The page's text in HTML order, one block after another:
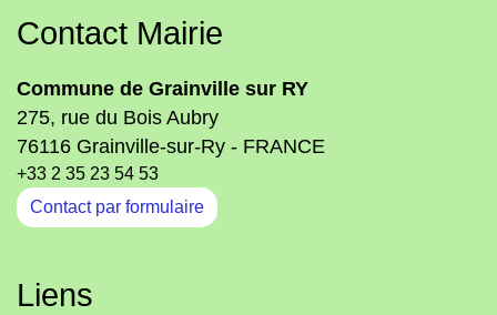
Contact Mairie
Commune de Grainville sur RY
275, rue du Bois Aubry
76116 Grainville-sur-Ry - FRANCE
+33 2 35 23 54 53
Contact par formulaire
Liens